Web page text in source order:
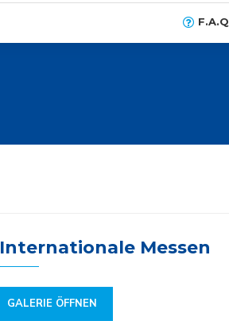
F.A.Q
Internationale Messen
GALERIE ÖFFNEN